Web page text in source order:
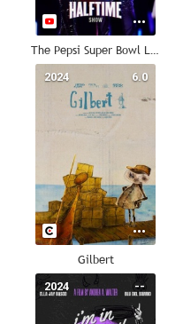
The Pepsi Super Bowl LIV Halftime Show Starring Jennifer Lopez & Shakira
6.0
2024
Gilbert
--
2024